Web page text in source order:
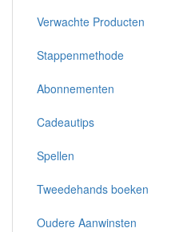
Verwachte Producten
Stappenmethode
Abonnementen
Cadeautips
Spellen
Tweedehands boeken
Oudere Aanwinsten